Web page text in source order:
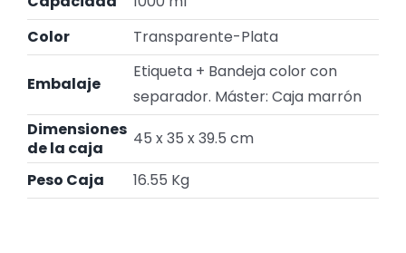
Color
Transparente-Plata
Embalaje
Etiqueta + Bandeja color con
separador. Máster: Caja marrón
Dimensiones
de la caja
45 x 35 x 39.5 cm
Peso Caja
16.55 Kg